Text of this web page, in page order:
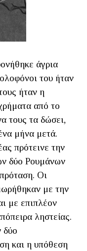
άγρια
του ήταν
ήταν η
από το
τους τα δώσει,
μήνα μετά.
πρότεινε την
δύο Ρουμάνων
Οι
με την
με επιπλέον
ληστείας.
δύο
και η υπόθεση